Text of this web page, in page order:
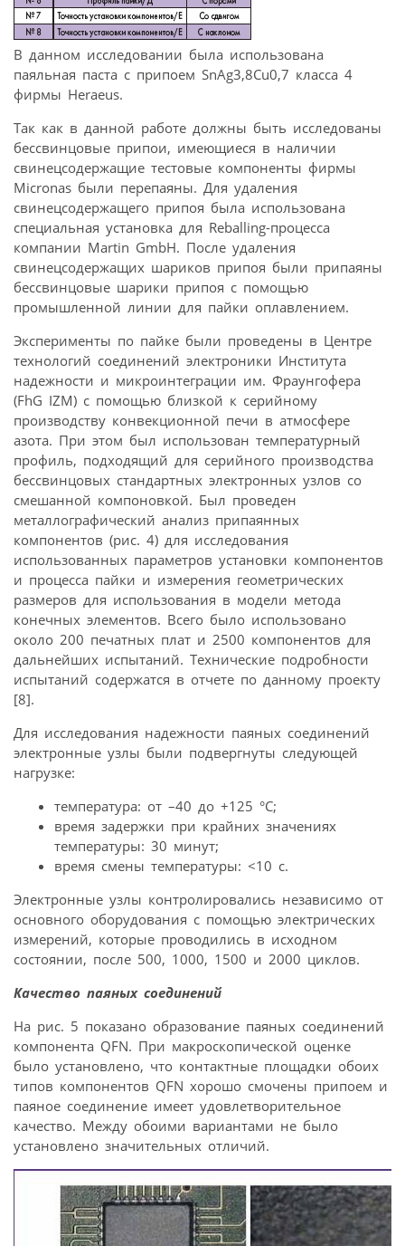
В данном исследовании была использована
паяльная паста с припоем SnAg3,8Cu0,7 класса 4
фирмы Heraeus.
Так как в данной работе должны быть исследованы
бессвинцовые припои, имеющиеся в наличии
свинецсодержащие тестовые компоненты фирмы
Micronas были перепаяны. Для удаления
свинецсодержащего припоя была использована
специальная установка для Reballing-процесса
компании Martin GmbH. После удаления
свинецсодержащих шариков припоя были припаяны
бессвинцовые шарики припоя с помощью
промышленной линии для пайки оплавлением.
Эксперименты по пайке были проведены в Центре
технологий соединений электроники Института
надежности и микроинтеграции им. Фраунгофера
(FhG IZM) с помощью близкой к серийному
производству конвекционной печи в атмосфере
азота. При этом был использован температурный
профиль, подходящий для серийного производства
бессвинцовых стандартных электронных узлов со
смешанной компоновкой. Был проведен
металлографический анализ припаянных
компонентов (рис. 4) для исследования
использованных параметров установки компонентов
и процесса пайки и измерения геометрических
размеров для использования в модели метода
конечных элементов. Всего было использовано
около 200 печатных плат и 2500 компонентов для
дальнейших испытаний. Технические подробности
испытаний содержатся в отчете по данному проекту
[8].
Для исследования надежности паяных соединений
электронные узлы были подвергнуты следующей
нагрузке:
температура: от –40 до +125 °C;
время задержки при крайних значениях
температуры: 30 минут;
время смены температуры: <10 с.
Электронные узлы контролировались независимо от
основного оборудования с помощью электрических
измерений, которые проводились в исходном
состоянии, после 500, 1000, 1500 и 2000 циклов.
Качество паяных соединений
На рис. 5 показано образование паяных соединений
компонента QFN. При макроскопической оценке
было установлено, что контактные площадки обоих
типов компонентов QFN хорошо смочены припоем и
паяное соединение имеет удовлетворительное
качество. Между обоими вариантами не было
установлено значительных отличий.